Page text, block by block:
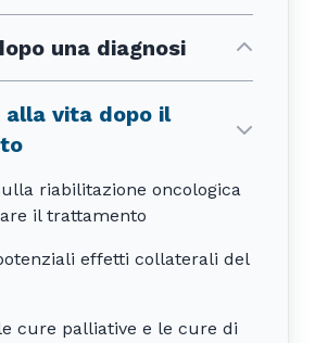
una diagnosi
alla vita dopo il
riabilitazione oncologica
il trattamento
effetti collaterali del
cure palliative e le cure di